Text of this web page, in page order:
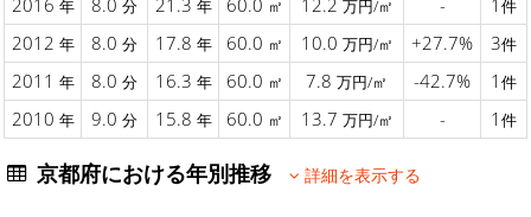
年 分 年 ㎡ 万円/㎡ 件
2012 年 8.0 分 17.8 年 60.0 ㎡ 10.0 万円/㎡ +27.7% 3件
2011 年 8.0 分 16.3 年 60.0 ㎡ 7.8 万円/㎡ -42.7% 1 件
2010 年 9.0 分 15.8 年 60.0 ㎡ 13.7 万円/㎡ - 1 件
京都府における年別推移 詳細を表示する